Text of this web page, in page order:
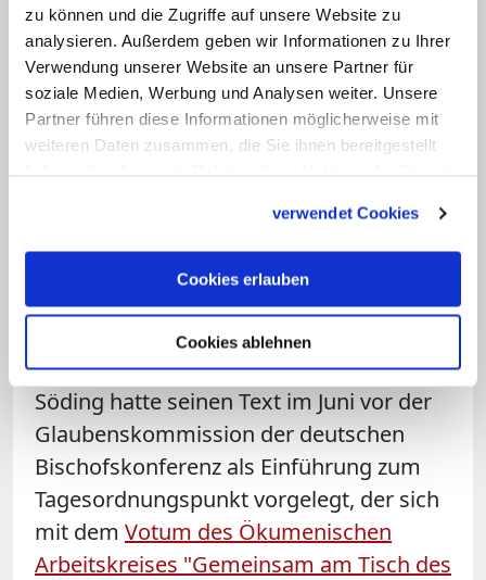
zu können und die Zugriffe auf unsere Website zu
analysieren. Außerdem geben wir Informationen zu Ihrer
Verwendung unserer Website an unsere Partner für
soziale Medien, Werbung und Analysen weiter. Unsere
Partner führen diese Informationen möglicherweise mit
weiteren Daten zusammen, die Sie ihnen bereitgestellt
verwendet Cookies
Cookies erlauben
Cookies ablehnen
'Ordnung', der die Notwendigkeit einer
Ordination begründet, in seiner
theologischen Dignität" erschlossen
werden müsse, stünde es für die
katholische Seite an, die Amtstheologie
Rekonstruktion" zu unterziehen, "die den
priesterlichen Dienst in seiner
spezifischen Qualität nicht aus der
communio der Gläubigen heraushebt,
sondern in sie einbettet".
Söding hatte seinen Text im Juni vor der
Glaubenskommission der deutschen
Bischofskonferenz als Einführung zum
Tagesordnungspunkt vorgelegt, der sich
mit dem Votum des Ökumenischen
Arbeitskreises "Gemeinsam am Tisch des